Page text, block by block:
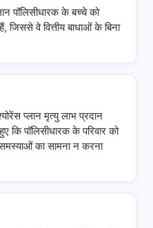
पॉलिसीधारक के बच्चे को
वे वित्तीय बाधाओं के बिना
प्लान मृत्यु लाभ प्रदान
कि पॉलिसीधारक के परिवार को
का सामना न करना